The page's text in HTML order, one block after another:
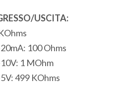
USCITA:
100 Ohms
1 MOhm
499 KOhms